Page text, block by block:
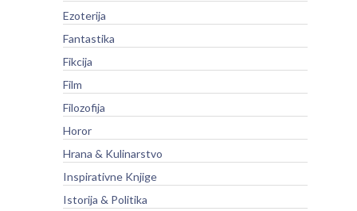
Ezoterija
Fantastika
Fikcija
Film
Filozofija
Horor
Hrana & Kulinarstvo
Inspirativne Knjige
Istorija & Politika